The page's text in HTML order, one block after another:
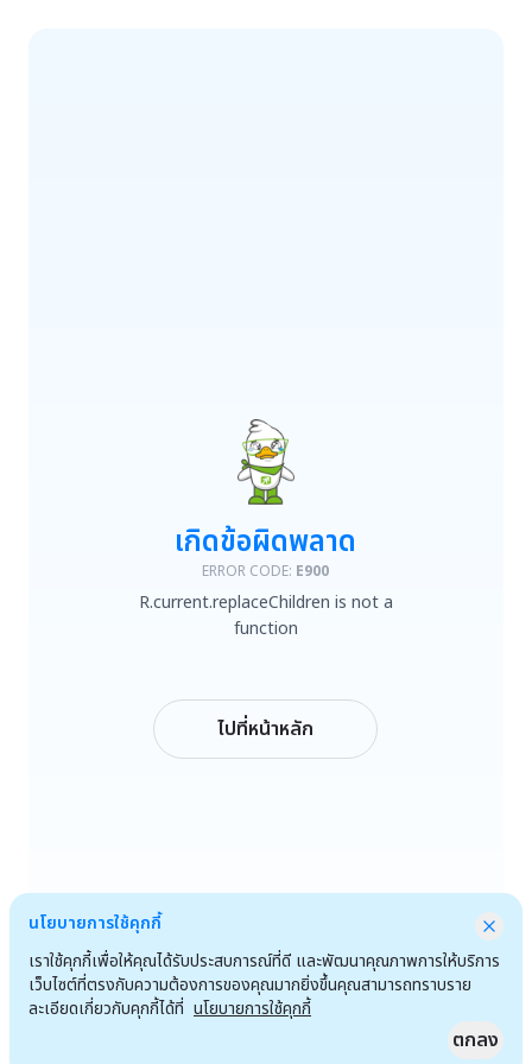
R.current.replaceChildren is not a function
เกิดข้อผิดพลาด
ERROR CODE: E900
R.current.replaceChildren is not a
function
ไปที่หน้าหลัก
นโยบายการใช้คุกกี้
เราใช้คุกกี้เพื่อให้คุณได้รับประสบการณ์ที่ดี และพัฒนาคุณภาพการให้บริการ
เว็บไซต์ที่ตรงกับความต้องการของคุณมากยิ่งขึ้นคุณสามารถทราบราย
ละเอียดเกี่ยวกับคุกกี้ได้ที่ นโยบายการใช้คุกกี้
ตกลง